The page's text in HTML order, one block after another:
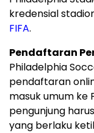
kredensial
FIFA.
Pendaftaran
Philadelphia
pendaftaran
masuk umum ke
pengunjung
yang berlaku